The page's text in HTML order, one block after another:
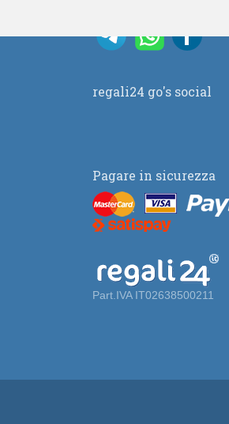
regali24 go's social
Pagare in sicurezza
Part.IVA IT02638500211